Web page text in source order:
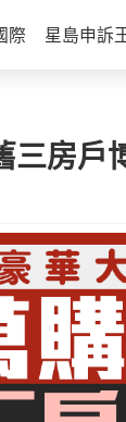
際 星島申訴
房戶